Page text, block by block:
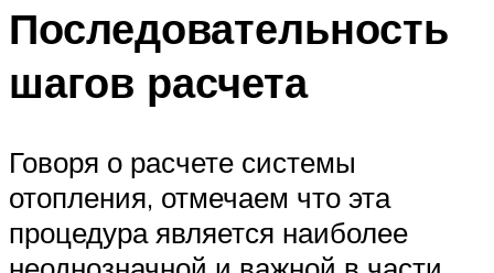
Последовательность
шагов расчета
Говоря о расчете системы
отопления, отмечаем что эта
процедура является наиболее